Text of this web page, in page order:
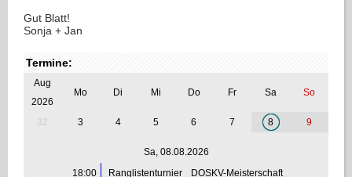
Gut Blatt!
Sonja + Jan
Termine:
Aug
2026
Mo Di Mi Do Fr Sa So
32 3 4 5 6 7 8 9
Sa, 08.08.2026
18:00
Ranglistenturnier
DOSKV-Meisterschaft